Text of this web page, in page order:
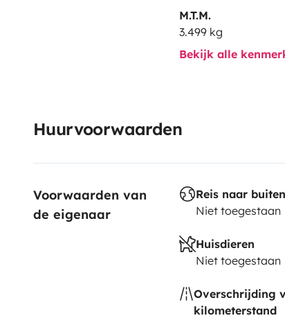
M.T.M.
3.499 kg
Bekijk alle
Huurvoorwaarden
Voorwaarden van
de eigenaar
Reis naar
Niet toegestaan
Huisdieren
Niet toegestaan
Overschrijding
kilometerstand